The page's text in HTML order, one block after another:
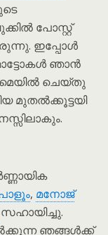
പോസ്റ്റ്
ഇപ്പോൾ
ഞാൻ
മെയിൽ ചെയ്തു
മുതൽക്കൂട്ടയി
, മനോജ്
സഹായിച്ചു.
ഞങ്ങൾക്ക്